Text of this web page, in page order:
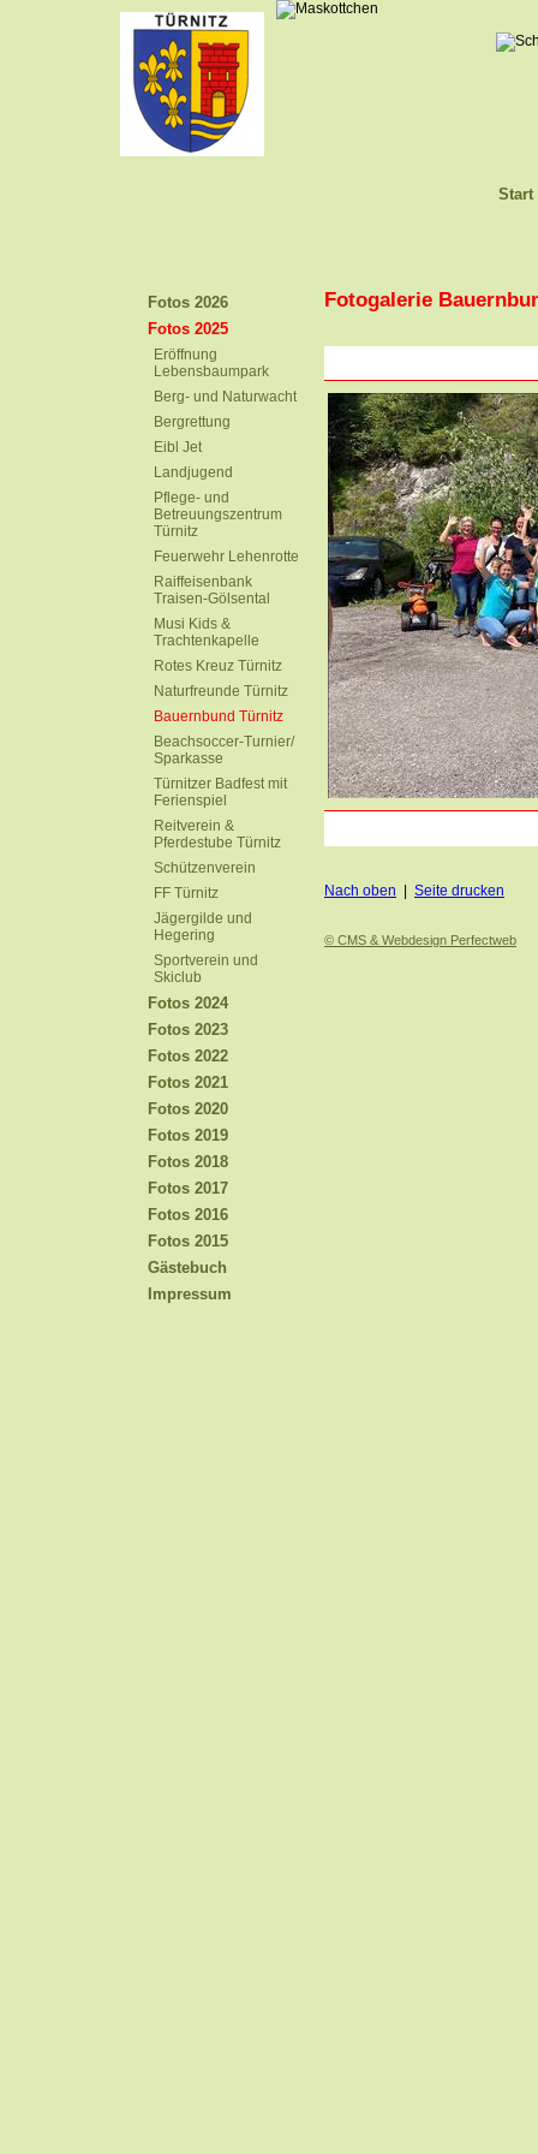
Start
Fotos 2026
Fotos 2025
Eröffnung
Lebensbaumpark
Berg- und Naturwacht
Bergrettung
Eibl Jet
Landjugend
Pflege- und
Betreuungszentrum
Türnitz
Feuerwehr Lehenrotte
Raiffeisenbank
Traisen-Gölsental
Musi Kids &
Trachtenkapelle
Rotes Kreuz Türnitz
Naturfreunde Türnitz
Bauernbund Türnitz
Beachsoccer-Turnier/
Sparkasse
Türnitzer Badfest mit
Ferienspiel
Reitverein &
Pferdestube Türnitz
Schützenverein
FF Türnitz
Jägergilde und
Hegering
Sportverein und
Skiclub
Fotos 2024
Fotos 2023
Fotos 2022
Fotos 2021
Fotos 2020
Fotos 2019
Fotos 2018
Fotos 2017
Fotos 2016
Fotos 2015
Gästebuch
Impressum
Fotogalerie
Nach oben | Seite drucken
© CMS & Webdesign Perfectweb